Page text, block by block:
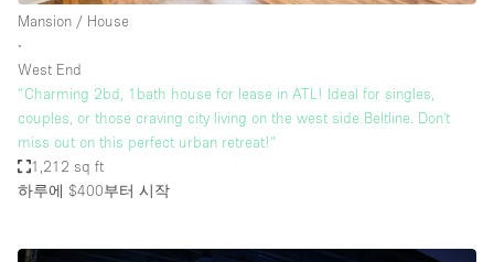
Mansion / House
∙
West End
"Charming 2bd, 1bath house for lease in ATL! Ideal for singles,
couples, or those craving city living on the west side Beltline. Don't
miss out on this perfect urban retreat!"
1,212 sq ft
하루에 $400부터 시작